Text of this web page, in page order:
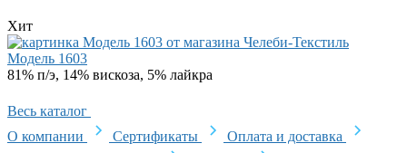
Хит
Модель 1603
81% п/э, 14% вискоза, 5% лайкра
Весь каталог
О компании
Сертификаты
Оплата и доставка